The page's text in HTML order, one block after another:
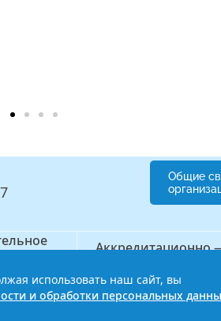
Общие
Аккредитационно
и обработки
использовать наш сайт, вы
и обработки персональных